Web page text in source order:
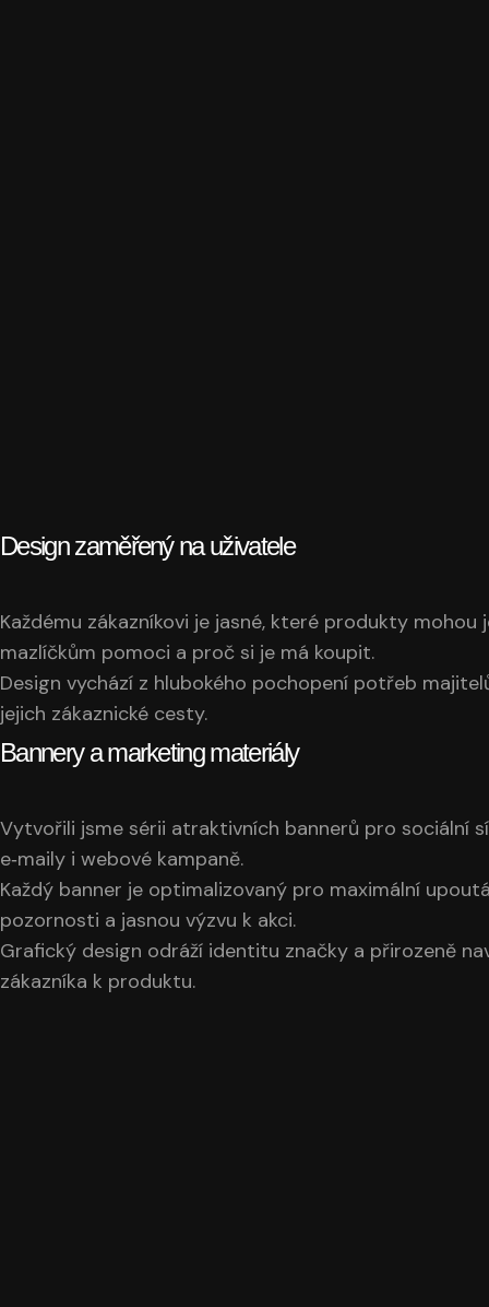
Design zaměřený na uživatele
Každému zákazníkovi je jasné, které produkty mohou
mazlíčkům pomoci a proč si je má koupit.
Design vychází z hlubokého pochopení potřeb
jejich zákaznické cesty.
Bannery a marketing materiály
Vytvořili jsme sérii atraktivních bannerů pro sociální
e‑maily i webové kampaně.
Každý banner je optimalizovaný pro maximální
pozornosti a jasnou výzvu k akci.
Grafický design odráží identitu značky a přirozeně
zákazníka k produktu.